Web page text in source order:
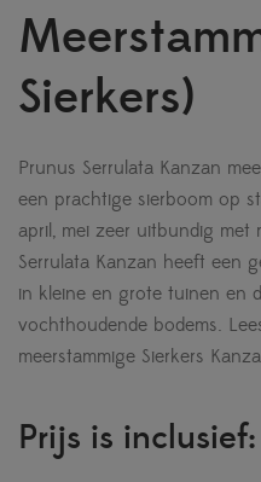
Sierkers)
Prunus Serrulata Kanzan
een prachtige sierboom op
april, mei zeer uitbundig met
Serrulata Kanzan heeft een
in kleine en grote tuinen en
vochthoudende bodems.
meerstammige Sierkers
Prijs is inclusief: